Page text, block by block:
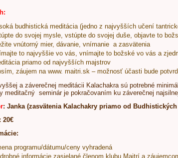
budhistická meditácia (jedno z najvyšších učení
do svojej mysle, vstúpte do svojej duše, objavte to
vnútorný mier, dávanie, vnímanie a zasvätenia
to najvyššie vo vás, vnímajte to božské vo vás a
priamo od najvyšších majstrov
záujem na www. maitri.sk – možnosť účasti bude
a záverečnej meditácii Kalachakra sú potrebné
meditačný seminár je pokračovaním ku záverečnej
: Janka (zasvätenia Kalachakry priamo od
20€
programu/dátumu/ceny vyhradená
informácie zasielané členom klubu Maitrí a